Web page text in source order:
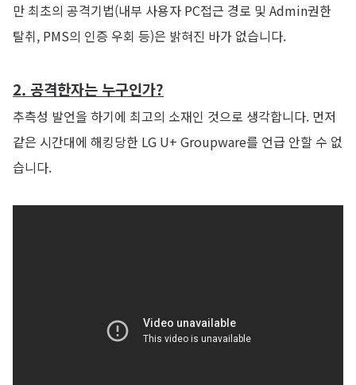
만 최초의 공격기법(내부 사용자 PC접근 경로 및 Admin권한
탈취, PMS의 인증 우회 등)은 밝혀진 바가 없습니다.
2. 공격한자는 누구인가?
추측성 발언을 하기에 최고의 소재인 것으로 생각합니다. 먼저
같은 시간대에 해킹당한 LG U+ Groupware를 언급 안할 수 없
습니다.